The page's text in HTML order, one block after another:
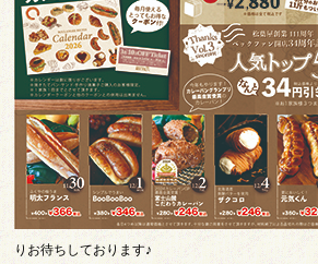
りお待ちしております♪